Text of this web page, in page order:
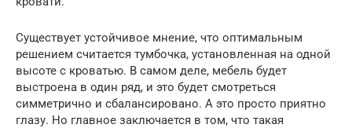
Существует устойчивое мнение, что оптимальным
решением считается тумбочка, установленная на одной
высоте с кроватью. В самом деле, мебель будет
выстроена в один ряд, и это будет смотреться
симметрично и сбалансировано. А это просто приятно
глазу. Но главное заключается в том, что такая